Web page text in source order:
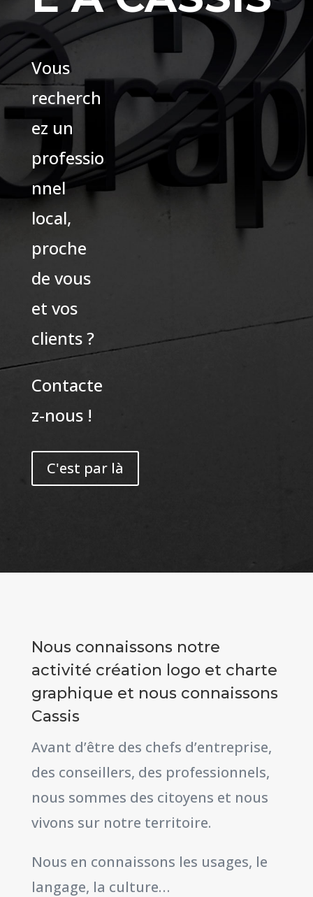
Vous
recherch
ez un
professio
nnel
local,
proche
de vous
et vos
clients ?
Contacte
z-nous !
C'est par là
Nous connaissons notre
activité création logo et charte
graphique et nous connaissons
Cassis
Avant d’être des chefs d’entreprise,
des conseillers, des professionnels,
nous sommes des citoyens et nous
vivons sur notre territoire.
Nous en connaissons les usages, le
langage, la culture…